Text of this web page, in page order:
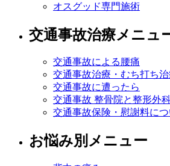
オスグッド専門施術
交通事故治療メニュ
交通事故による腰痛
交通事故治療・むち打ち治
交通事故に遭ったら
交通事故 整骨院と整形外
交通事故保険・慰謝料につ
お悩み別メニュー